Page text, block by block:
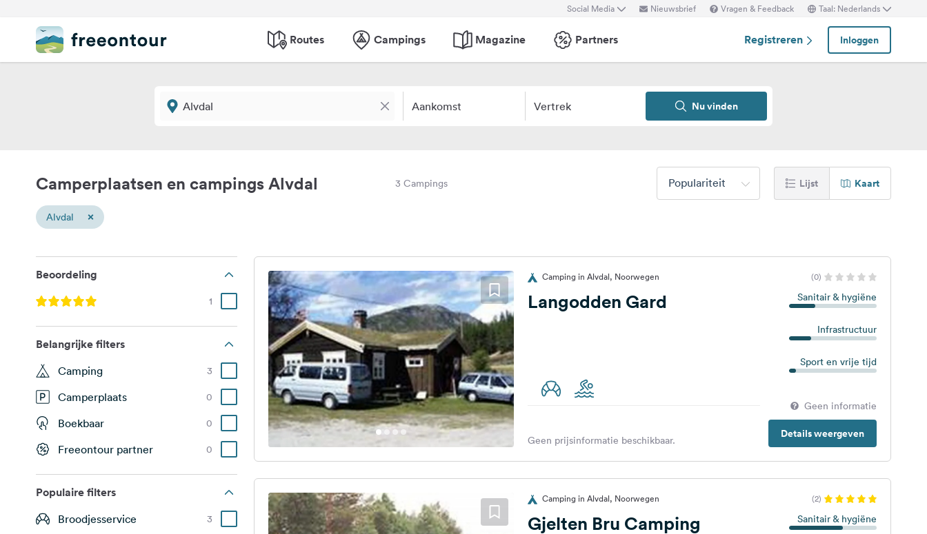
Social Media Nieuwsbrief Vragen & Feedback Taal: Nederlands
Routes Campings Magazine Partners Registreren Inloggen
Aankomst Vertrek Nu vinden
Camperplaatsen en campings Alvdal 3 Campings Populariteit Lijst Kaart
Alvdal ×
Beoordeling
1
Belangrijke filters
Camping 3
Camperplaats 0
Boekbaar 0
Freeontour partner 0
Populaire filters
Broodjesservice 3
Camping in Alvdal, Noorwegen (0)
Langodden Gard Sanitair & hygiëne
Infrastructuur
Sport en vrije tijd
Geen informatie
Details weergeven
Geen prijsinformatie beschikbaar.
Camping in Alvdal, Noorwegen (2)
Gjelten Bru Camping Sanitair & hygiëne